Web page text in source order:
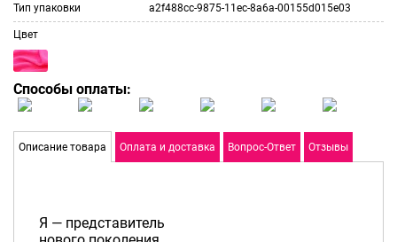
Тип упаковки a2f488cc-9875-11ec-8a6a-00155d015e03
Цвет
Способы оплаты:
Описание товара Оплата и доставка Вопрос-Ответ Отзывы
Я — представитель